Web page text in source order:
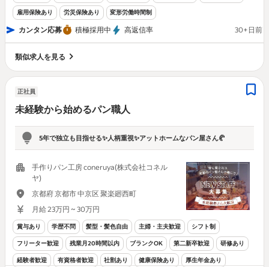
雇用保険あり 労災保険あり 変形労働時間制
カンタン応募 積極採用中 高返信率 30+日前
類似求人を見る
正社員
未経験から始めるパン職人
5年で独立も目指せる✨人柄重視✨アットホームなパン屋さん🥐
手作りパン工房 coneruya(株式会社コネル
ヤ)
京都府 京都市 中京区 聚楽廻西町
月給 23万円 ~ 30万円
賞与あり 学歴不問 髪型・髪色自由 主婦・主夫歓迎 シフト制
フリーター歓迎 残業月20時間以内 ブランクOK 第二新卒歓迎 研修あり
経験者歓迎 有資格者歓迎 社割あり 健康保険あり 厚生年金あり